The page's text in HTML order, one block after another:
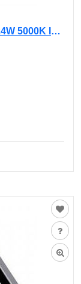
Светильник LED Vargo накладной 24W 5000K IP54 овал белый